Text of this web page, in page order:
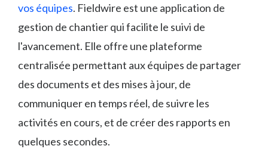
vos équipes. Fieldwire est une application de
gestion de chantier qui facilite le suivi de
l'avancement. Elle offre une plateforme
centralisée permettant aux équipes de partager
des documents et des mises à jour, de
communiquer en temps réel, de suivre les
activités en cours, et de créer des rapports en
quelques secondes.